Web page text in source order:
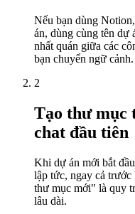
Nếu bạn dùng
án, dùng cùng tên dự
nhất quán giữa các
bạn chuyển ngữ cảnh.
2
Tạo thư mục
chat đầu tiên
Khi dự án mới bắt
lập tức, ngay cả
thư mục mới" là quy
lâu dài.